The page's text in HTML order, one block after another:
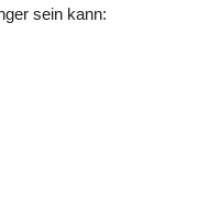
sein kann: